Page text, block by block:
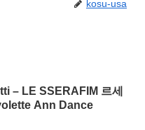
kosu-usa
– LE SSERAFIM 르세
Ann Dance